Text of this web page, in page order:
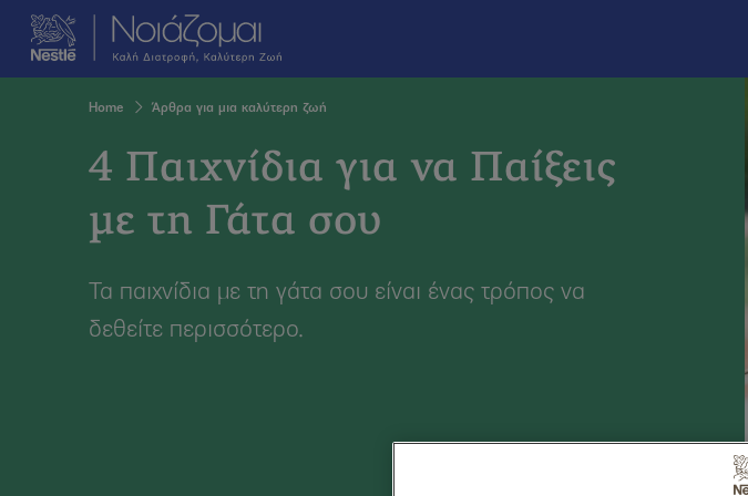
Skip
main
Breadcrumb
Home Άρθρα για μια καλύτερη ζωή
4 Παιχνίδια για να Παίξεις
με τη Γάτα σου
Τα παιχνίδια με τη γάτα σου είναι ένας τρόπος να
δεθείτε περισσότερο.